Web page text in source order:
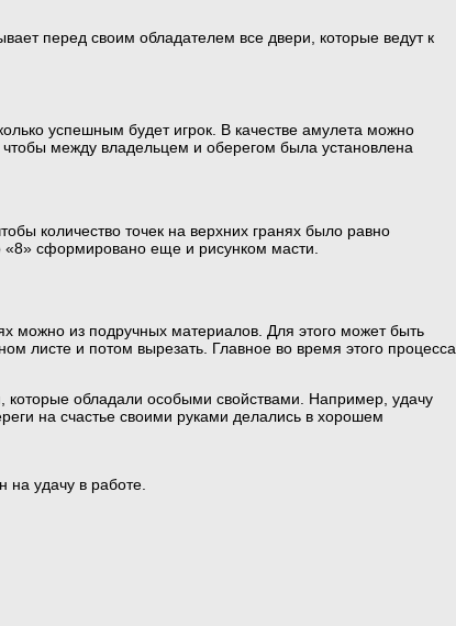
перед своим обладателем все двери, которые ведут к
успешным будет игрок. В качестве амулета можно
между владельцем и оберегом была установлена
количество точек на верхних гранях было равно
«8» сформировано еще и рисунком масти.
можно из подручных материалов. Для этого может быть
листе и потом вырезать. Главное во время этого процесса
которые обладали особыми свойствами. Например, удачу
на счастье своими руками делались в хорошем
на удачу в работе.